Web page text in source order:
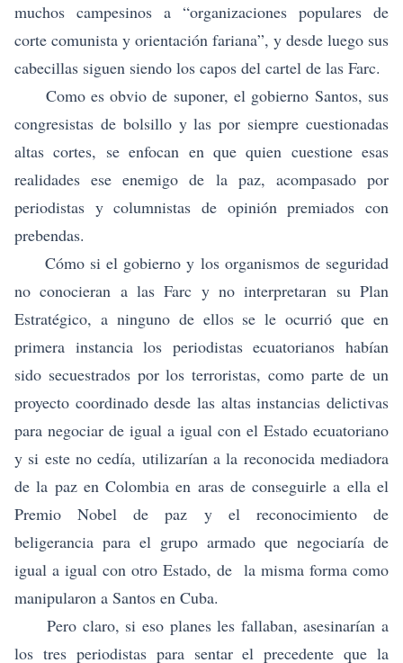
muchos campesinos a “organizaciones populares de
corte comunista y orientación fariana”, y desde luego sus
cabecillas siguen siendo los capos del cartel de las Farc.
Como es obvio de suponer, el gobierno Santos, sus
congresistas de bolsillo y las por siempre cuestionadas
altas cortes, se enfocan en que quien cuestione esas
realidades ese enemigo de la paz, acompasado por
periodistas y columnistas de opinión premiados con
prebendas.
Cómo si el gobierno y los organismos de seguridad
no conocieran a las Farc y no interpretaran su Plan
Estratégico, a ninguno de ellos se le ocurrió que en
primera instancia los periodistas ecuatorianos habían
sido secuestrados por los terroristas, como parte de un
proyecto coordinado desde las altas instancias delictivas
para negociar de igual a igual con el Estado ecuatoriano
y si este no cedía, utilizarían a la reconocida mediadora
de la paz en Colombia en aras de conseguirle a ella el
Premio Nobel de paz y el reconocimiento de
beligerancia para el grupo armado que negociaría de
igual a igual con otro Estado, de la misma forma como
manipularon a Santos en Cuba.
Pero claro, si eso planes les fallaban, asesinarían a
los tres periodistas para sentar el precedente que la